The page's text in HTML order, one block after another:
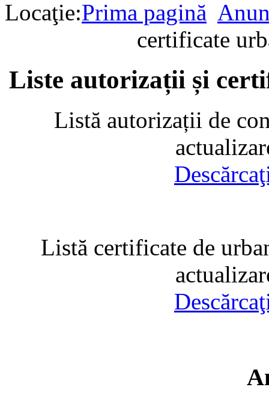
Locaţie:Prima pagină
certificate
Liste autorizații și
Listă autorizații de
Listă certificate de